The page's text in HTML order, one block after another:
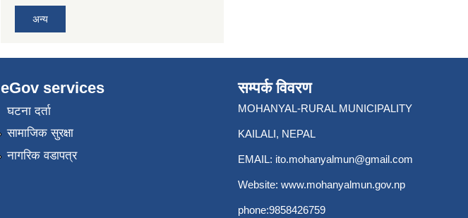
अन्य
eGov services
घटना दर्ता
सामाजिक सुरक्षा
नागरिक वडापत्र
सम्पर्क विवरण
MOHANYAL-RURAL MUNICIPALITY
KAILALI, NEPAL
EMAIL: ito.mohanyalmun@gmail.com
Website: www.mohanyalmun.gov.np
phone:9858426759